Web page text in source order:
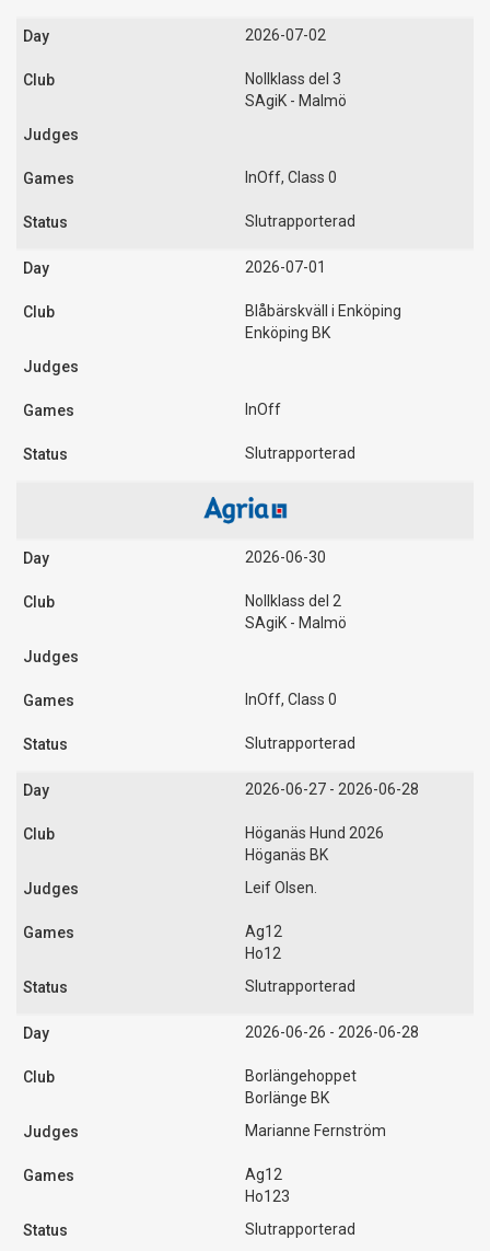
2026-07-02
Nollklass del 3
SAgiK - Malmö
InOff, Class 0
Slutrapporterad
2026-07-01
Blåbärskväll i Enköping
Enköping BK
InOff
Slutrapporterad
2026-06-30
Nollklass del 2
SAgiK - Malmö
InOff, Class 0
Slutrapporterad
2026-06-27 - 2026-06-28
Höganäs Hund 2026
Höganäs BK
Leif Olsen.
Ag12
Ho12
Slutrapporterad
2026-06-26 - 2026-06-28
Borlängehoppet
Borlänge BK
Marianne Fernström
Ag12
Ho123
Slutrapporterad